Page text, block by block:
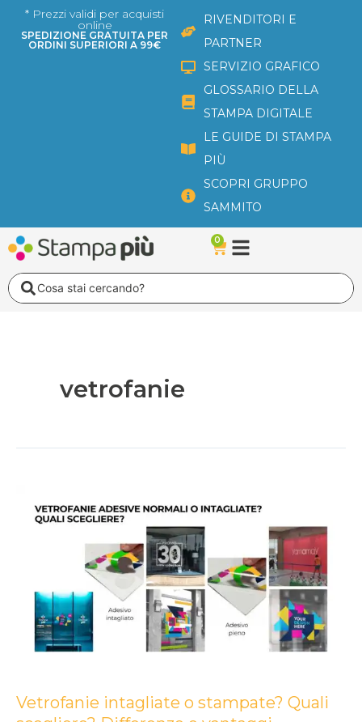
* Prezzi validi per acquisti
online
SPEDIZIONE GRATUITA PER
ORDINI SUPERIORI A 99€
RIVENDITORI E
PARTNER
SERVIZIO GRAFICO
GLOSSARIO DELLA
STAMPA DIGITALE
LE GUIDE DI STAMPA
PIÙ
SCOPRI GRUPPO
SAMMITO
0
Carrello
Search
vetrofanie
Vetrofanie intagliate o stampate? Quali
intagliate
stampate?
Quali
scegliere?
Differenze